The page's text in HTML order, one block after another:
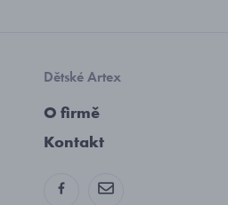
Dětské Artex
O firmě
Kontakt